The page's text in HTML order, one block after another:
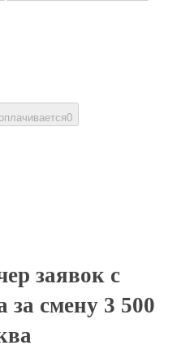
0
заявок с
за смену 3 500